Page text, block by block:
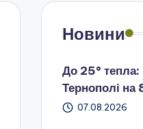
Новини
До 25° тепла:
Тернополі на
07.08.2026